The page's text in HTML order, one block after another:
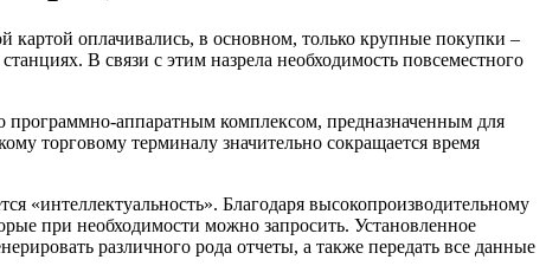
картой оплачивались, в основном, только крупные покупки –
В связи с этим назрела необходимость повсеместного
программно-аппаратным комплексом, предназначенным для
торговому терминалу значительно сокращается время
«интеллектуальность». Благодаря высокопроизводительному
при необходимости можно запросить. Установленное
различного рода отчеты, а также передать все данные